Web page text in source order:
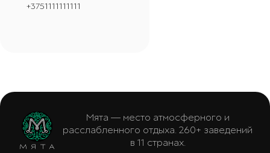
+3751111111111
Мята — место атмосферного и
расслабленного отдыха. 260+ заведений
в 11 странах.